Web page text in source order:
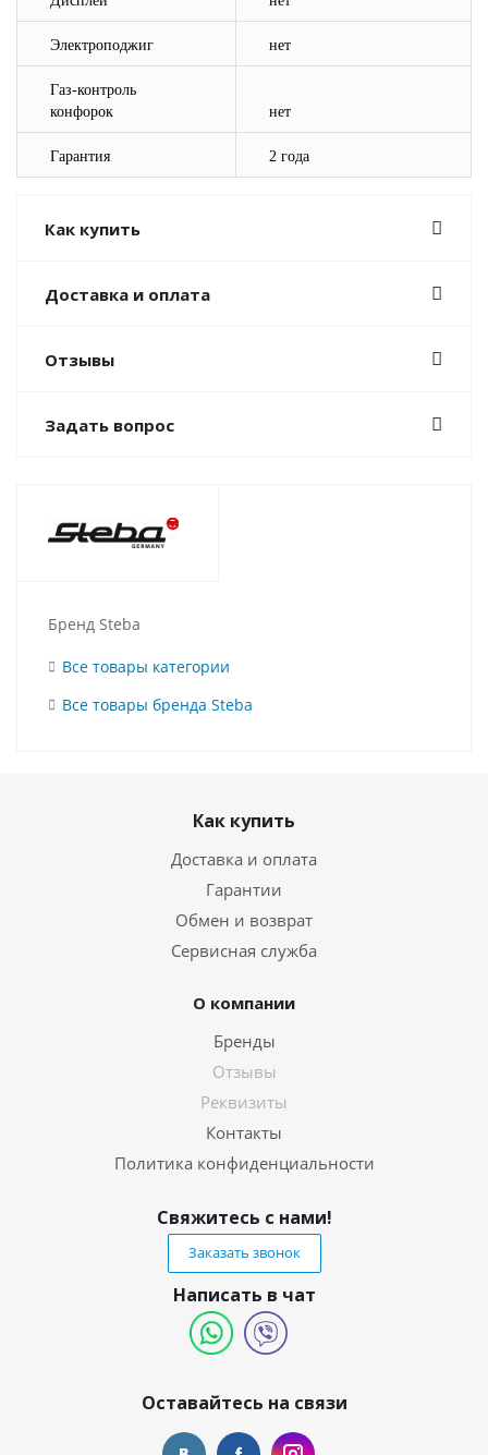
Электроподжиг нет
Газ-контроль
конфорок
нет
Гарантия 2 года
Как купить
Доставка и оплата
Отзывы
Задать вопрос
Бренд Steba
Все товары категории
Все товары бренда Steba
Как купить
Доставка и оплата
Гарантии
Обмен и возврат
Сервисная служба
О компании
Бренды
Отзывы
Реквизиты
Контакты
Политика конфиденциальности
Свяжитесь с нами!
Заказать звонок
Написать в чат
Оставайтесь на связи